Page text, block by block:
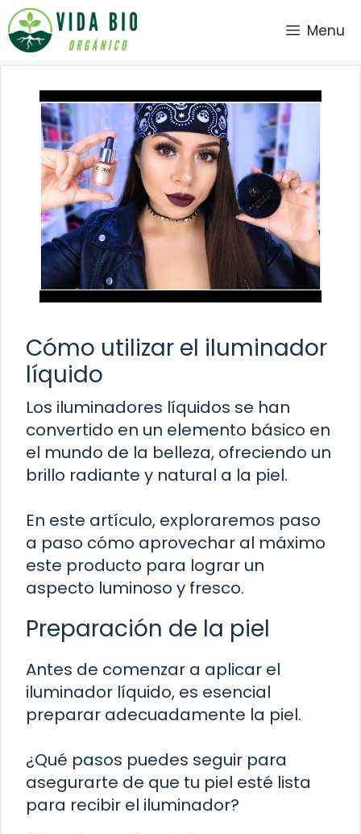
Saltar
al
contenido
Menu
Cómo utilizar el iluminador
líquido
Los iluminadores líquidos se han
convertido en un elemento básico en
el mundo de la belleza, ofreciendo un
brillo radiante y natural a la piel.
En este artículo, exploraremos paso
a paso cómo aprovechar al máximo
este producto para lograr un
aspecto luminoso y fresco.
Preparación de la piel
Antes de comenzar a aplicar el
iluminador líquido, es esencial
preparar adecuadamente la piel.
¿Qué pasos puedes seguir para
asegurarte de que tu piel esté lista
para recibir el iluminador?